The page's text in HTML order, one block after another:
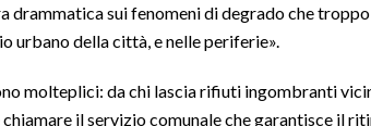
drammatica sui fenomeni di degrado che
urbano della città, e nelle periferie».
molteplici: da chi lascia rifiuti ingombranti
chiamare il servizio comunale che garantisce il